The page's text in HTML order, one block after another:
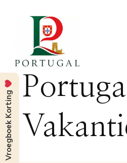
Vroegboek Korting